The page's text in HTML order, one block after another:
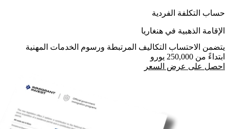
حساب التكلفة الفردية
الإقامة الذهبية في هنغاريا
يتضمن الاحتساب التكاليف المرتبطة ورسوم الخدمات المهنية
ابتداءً من 250,000 يورو
احصل على عرض السعر